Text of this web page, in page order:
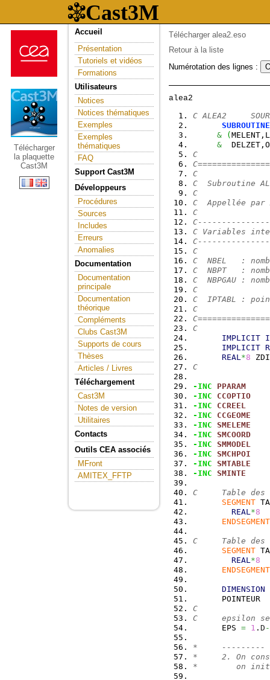
Télécharger
la plaquette
Cast3M
Accueil
Présentation
Tutoriels et vidéos
Formations
Utilisateurs
Notices
Notices thématiques
Exemples
Exemples
thématiques
FAQ
Support Cast3M
Développeurs
Procédures
Sources
Includes
Erreurs
Anomalies
Documentation
Documentation
principale
Documentation
théorique
Compléments
Clubs Cast3M
Supports de cours
Thèses
Articles / Livres
Téléchargement
Cast3M
Notes de version
Utilitaires
Contacts
Outils CEA associés
MFront
AMITEX_FFTP
Télécharger alea2.eso
Retour à la liste
Numérotation des lignes :
C ALEA2
SUBROUTINE
&
(
&
C
C
C  Subroutine
C
C  Appellée par
C
C Variables
C
C  NBEL   :
C  NBPT   :
C  NBPGAU :
C
C  IPTABL :
C
C
IMPLICIT
IMPLICIT
REAL *8
C
-INC
PPARAM
-INC
CCOPTIO
-INC
CCREEL
-INC
CCGEOME
-INC SMELEME
-INC SMCOORD
-INC SMMODEL
-INC SMCHPOI
-INC SMTABLE
-INC SMINTE
C     Table des
SEGMENT
REAL *8
ENDSEGMENT
C     Table des
SEGMENT
REAL *8
ENDSEGMENT
DIMENSION
POINTEUR
C
C     epsilon
      EPS
= 1 . D -
*     ---------
*     2. On
*        on